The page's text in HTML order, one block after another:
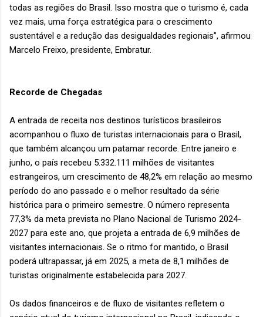
todas as regiões do Brasil. Isso mostra que o turismo é, cada
vez mais, uma força estratégica para o crescimento
sustentável e a redução das desigualdades regionais”, afirmou
Marcelo Freixo, presidente, Embratur.
Recorde de Chegadas
A entrada de receita nos destinos turísticos brasileiros
acompanhou o fluxo de turistas internacionais para o Brasil,
que também alcançou um patamar recorde. Entre janeiro e
junho, o país recebeu 5.332.111 milhões de visitantes
estrangeiros, um crescimento de 48,2% em relação ao mesmo
período do ano passado e o melhor resultado da série
histórica para o primeiro semestre. O número representa
77,3% da meta prevista no Plano Nacional de Turismo 2024-
2027 para este ano, que projeta a entrada de 6,9 milhões de
visitantes internacionais. Se o ritmo for mantido, o Brasil
poderá ultrapassar, já em 2025, a meta de 8,1 milhões de
turistas originalmente estabelecida para 2027.
Os dados financeiros e de fluxo de visitantes refletem o